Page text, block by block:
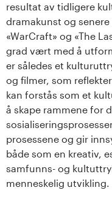
v
e
r
s
t
e
resultat av tidligere
dramakunst og
«WarCraft» og «The
grad vært med å
er således et
og filmer, som
kan forstås som et
å skape rammene for
prosessene og gir
både som en kreativ,
samfunns- og
menneskelig utvikling.